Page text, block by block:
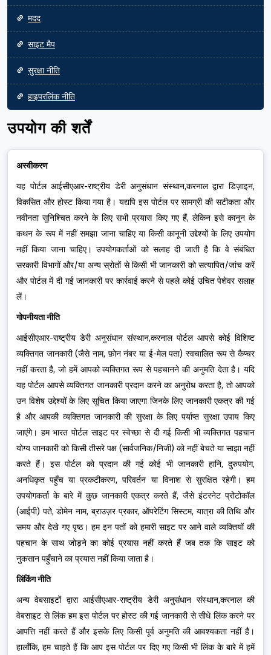
मदद
साइट मैप
सुरक्षा नीति
हाइपरलिंक नीति
उपयोग की शर्तें
अस्वीकरण
यह पोर्टल आईसीएआर-राष्ट्रीय डेरी अनुसंधान संस्थान,करनाल द्वारा डिज़ाइन,
विकसित और होस्ट किया गया है। यद्यपि इस पोर्टल पर सामग्री की सटीकता और
नवीनता सुनिश्चित करने के लिए सभी प्रयास किए गए हैं, लेकिन इसे कानून के
कथन के रूप में नहीं समझा जाना चाहिए या किसी कानूनी उद्देश्यों के लिए उपयोग
नहीं किया जाना चाहिए। उपयोगकर्ताओं को सलाह दी जाती है कि वे संबंधित
सरकारी विभागों और/या अन्य स्रोतों से किसी भी जानकारी को सत्यापित/जांच करें
और पोर्टल में दी गई जानकारी पर कार्रवाई करने से पहले कोई उचित पेशेवर सलाह
लें।
गोपनीयता नीति
आईसीएआर-राष्ट्रीय डेरी अनुसंधान संस्थान,करनाल पोर्टल आपसे कोई विशिष्ट
व्यक्तिगत जानकारी (जैसे नाम, फ़ोन नंबर या ई-मेल पता) स्वचालित रूप से कैप्चर
नहीं करता है, जो हमें आपको व्यक्तिगत रूप से पहचानने की अनुमति देता है। यदि
यह पोर्टल आपसे व्यक्तिगत जानकारी प्रदान करने का अनुरोध करता है, तो आपको
उन विशेष उद्देश्यों के लिए सूचित किया जाएगा जिनके लिए जानकारी एकत्र की गई
है और आपकी व्यक्तिगत जानकारी की सुरक्षा के लिए पर्याप्त सुरक्षा उपाय किए
जाएंगे। हम भारत पोर्टल साइट पर स्वेच्छा से दी गई किसी भी व्यक्तिगत पहचान
योग्य जानकारी को किसी तीसरे पक्ष (सार्वजनिक/निजी) को नहीं बेचते या साझा नहीं
करते हैं। इस पोर्टल को प्रदान की गई कोई भी जानकारी हानि, दुरुपयोग,
अनधिकृत पहुँच या प्रकटीकरण, परिवर्तन या विनाश से सुरक्षित रहेगी। हम
उपयोगकर्ता के बारे में कुछ जानकारी एकत्र करते हैं, जैसे इंटरनेट प्रोटोकॉल
(आईपी) पते, डोमेन नाम, ब्राउज़र प्रकार, ऑपरेटिंग सिस्टम, यात्रा की तिथि और
समय और देखे गए पृष्ठ। हम इन पतों को हमारी साइट पर आने वाले व्यक्तियों की
पहचान के साथ जोड़ने का कोई प्रयास नहीं करते हैं जब तक कि साइट को
नुकसान पहुँचाने का प्रयास नहीं किया जाता है।
लिंकिंग नीति
अन्य वेबसाइटों द्वारा आईसीएआर-राष्ट्रीय डेरी अनुसंधान संस्थान,करनाल की
वेबसाइट से लिंक हम इस पोर्टल पर होस्ट की गई जानकारी से सीधे लिंक करने पर
आपत्ति नहीं करते हैं और इसके लिए किसी पूर्व अनुमति की आवश्यकता नहीं है।
हालाँकि, हम चाहते हैं कि आप इस पोर्टल पर दिए गए किसी भी लिंक के बारे में हमें